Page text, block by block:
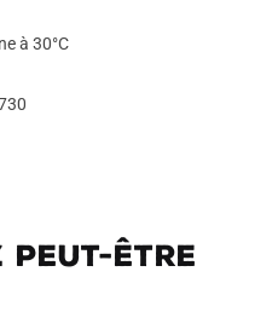
à 30°C
peut-être